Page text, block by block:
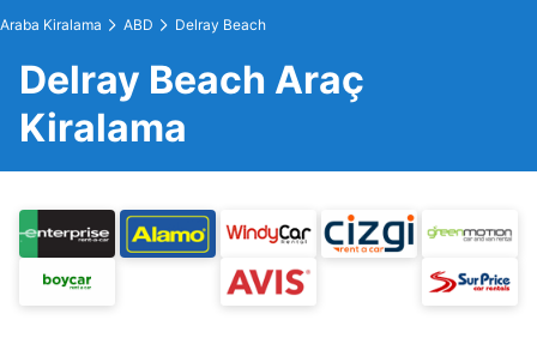
Araba Kiralama ABD Delray Beach
Delray Beach Araç
Kiralama